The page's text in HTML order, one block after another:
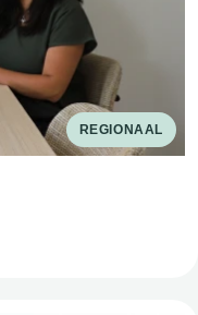
REGIONAAL